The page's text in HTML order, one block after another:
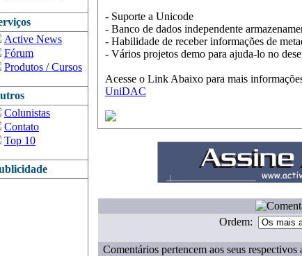
Active News
Fórum
Produtos / Cursos
Colunistas
Contato
Top 10
- Suporte a Unicode
- Banco de dados independente
- Habilidade de receber informações de
- Vários projetos demo para ajuda-lo no
Acesse o Link Abaixo para mais
UniDAC
Ordem:
Comentários pertencem aos seus